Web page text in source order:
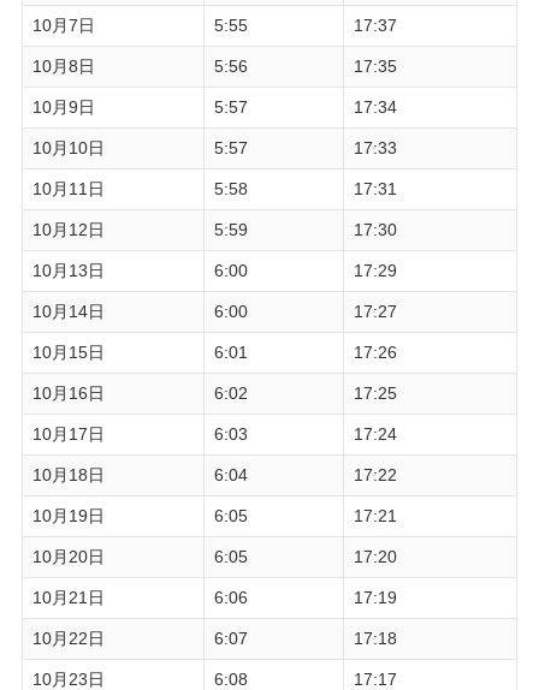
10月7日 5:55 17:37
10月8日 5:56 17:35
10月9日 5:57 17:34
10月10日 5:57 17:33
10月11日 5:58 17:31
10月12日 5:59 17:30
10月13日 6:00 17:29
10月14日 6:00 17:27
10月15日 6:01 17:26
10月16日 6:02 17:25
10月17日 6:03 17:24
10月18日 6:04 17:22
10月19日 6:05 17:21
10月20日 6:05 17:20
10月21日 6:06 17:19
10月22日 6:07 17:18
10月23日 6:08 17:17